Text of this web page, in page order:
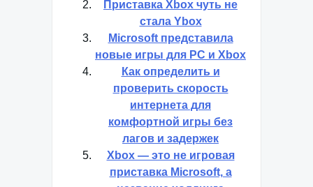
Приставка Xbox чуть не
стала Ybox
Microsoft представила
новые игры для PC и Xbox
Как определить и
проверить скорость
интернета для
комфортной игры без
лагов и задержек
Xbox — это не игровая
приставка Microsoft, а